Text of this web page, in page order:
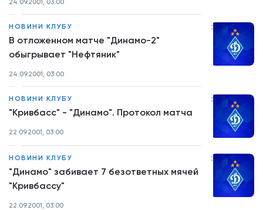
24.09.2001, 03:00
:
НОВИНИ КЛУБУ
В отложенном матче "Динамо-2"
обыгрывает "Нефтяник"
24.09.2001, 03:00
:
НОВИНИ КЛУБУ
"Кривбасс" - "Динамо". Протокол матча
22.09.2001, 03:00
:
НОВИНИ КЛУБУ
"Динамо" забивает 7 безответных мячей
"Кривбассу"
22.09.2001, 03:00